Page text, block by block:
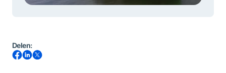
Delen: